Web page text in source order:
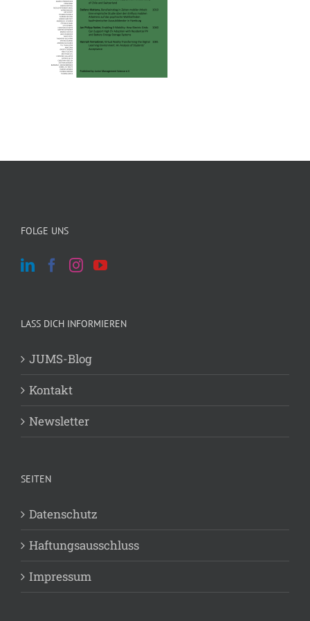
FOLGE UNS
LASS DICH INFORMIEREN
JUMS-Blog
Kontakt
Newsletter
SEITEN
Datenschutz
Haftungsausschluss
Impressum